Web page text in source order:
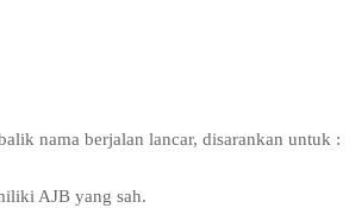
nama berjalan lancar, disarankan untuk :
AJB yang sah.